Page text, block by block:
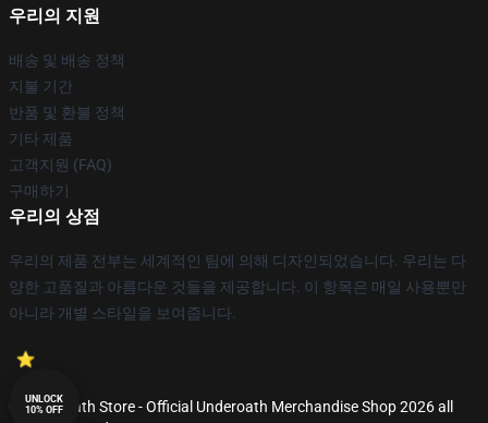
우리의 지원
배송 및 배송 정책
지불 기간
반품 및 환불 정책
기타 제품
고객지원 (FAQ)
구매하기
우리의 상점
우리의 제품 전부는 세계적인 팀에 의해 디자인되었습니다. 우리는 다
양한 고품질과 아름다운 것들을 제공합니다. 이 항목은 매일 사용뿐만
아니라 개별 스타일을 보여줍니다.
© Underoath Store - Official Underoath Merchandise Shop 2026 all
UNLOCK
10% OFF